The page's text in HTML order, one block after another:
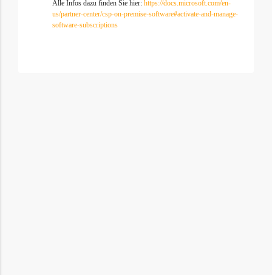
Alle Infos dazu finden Sie hier: https://docs.microsoft.com/en-
us/partner-center/csp-on-premise-software#activate-and-manage-
software-subscriptions